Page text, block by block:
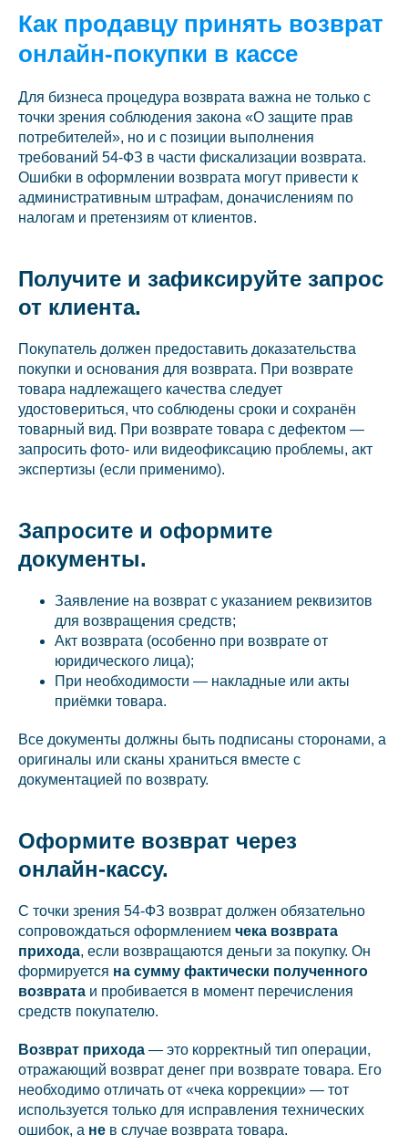
Как продавцу принять возврат
онлайн-покупки в кассе
Для бизнеса процедура возврата важна не только с
точки зрения соблюдения закона «О защите прав
потребителей», но и с позиции выполнения
требований 54-ФЗ в части фискализации возврата.
Ошибки в оформлении возврата могут привести к
административным штрафам, доначислениям по
налогам и претензиям от клиентов.
Получите и зафиксируйте запрос
от клиента.
Покупатель должен предоставить доказательства
покупки и основания для возврата. При возврате
товара надлежащего качества следует
удостовериться, что соблюдены сроки и сохранён
товарный вид. При возврате товара с дефектом —
запросить фото- или видеофиксацию проблемы, акт
экспертизы (если применимо).
Запросите и оформите
документы.
Заявление на возврат с указанием реквизитов
для возвращения средств;
Акт возврата (особенно при возврате от
юридического лица);
При необходимости — накладные или акты
приёмки товара.
Все документы должны быть подписаны сторонами, а
оригиналы или сканы храниться вместе с
документацией по возврату.
Оформите возврат через
онлайн-кассу.
С точки зрения 54-ФЗ возврат должен обязательно
сопровождаться оформлением чека возврата
прихода, если возвращаются деньги за покупку. Он
формируется на сумму фактически полученного
возврата и пробивается в момент перечисления
средств покупателю.
Возврат прихода — это корректный тип операции,
отражающий возврат денег при возврате товара. Его
необходимо отличать от «чека коррекции» — тот
используется только для исправления технических
ошибок, а не в случае возврата товара.